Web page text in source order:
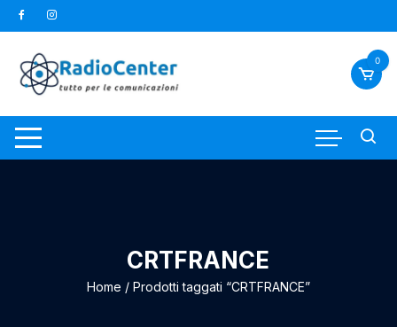
al
contenuto
0
CRTFRANCE
Home / Prodotti taggati “CRTFRANCE”